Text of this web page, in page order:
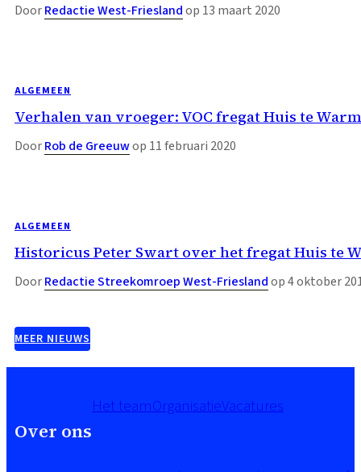
DoorRedactie West-Frieslandop 13 maart 2020
ALGEMEEN
Verhalen van vroeger: VOC fregat Huis te
DoorRob de Greeuwop 11 februari 2020
ALGEMEEN
Historicus Peter Swart over het fregat Huis te
DoorRedactie Streekomroep West-Frieslandop 4 oktober
MEER NIEUWS
Over ons
Het teamOrganisatieVacatures